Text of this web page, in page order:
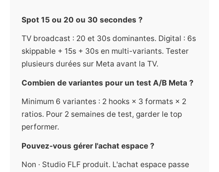
Spot 15 ou 20 ou 30 secondes ?
TV broadcast : 20 et 30s dominantes. Digital : 6s
skippable + 15s + 30s en multi-variants. Tester
plusieurs durées sur Meta avant la TV.
Combien de variantes pour un test A/B Meta ?
Minimum 6 variantes : 2 hooks × 3 formats × 2
ratios. Pour 2 semaines de test, garder le top
performer.
Pouvez-vous gérer l'achat espace ?
Non · Studio FLF produit. L'achat espace passe